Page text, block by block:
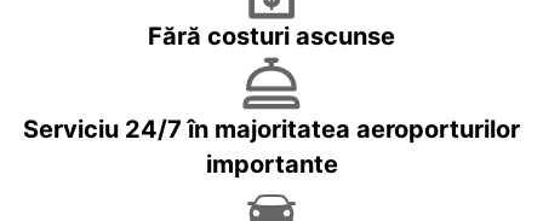
Fără costuri ascunse
Serviciu 24/7 în majoritatea aeroporturilor
importante